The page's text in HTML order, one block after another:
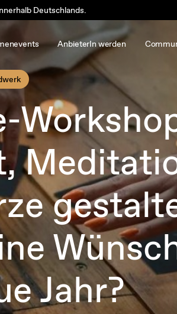
Deutschlands.
AnbieterIn werden
Jahr?